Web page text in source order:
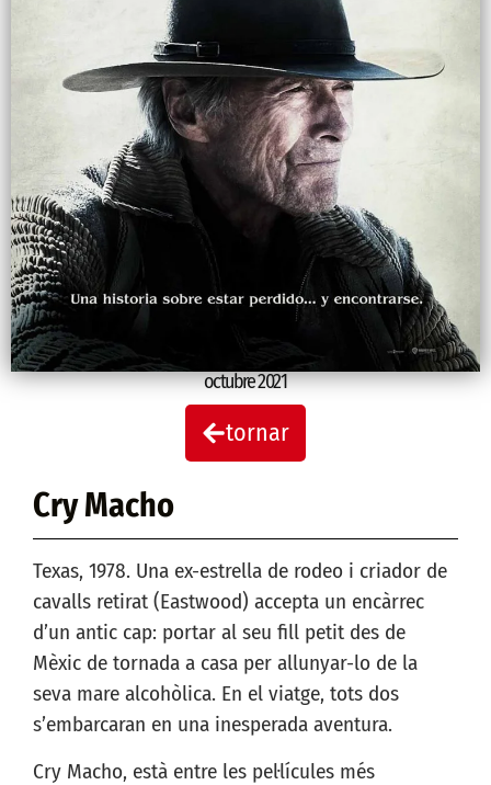
octubre 2021
tornar
Cry Macho
Texas, 1978. Una ex-estrella de rodeo i criador de
cavalls retirat (Eastwood) accepta un encàrrec
d’un antic cap: portar al seu fill petit des de
Mèxic de tornada a casa per allunyar-lo de la
seva mare alcohòlica. En el viatge, tots dos
s’embarcaran en una inesperada aventura.
Cry Macho, està entre les pel·lícules més